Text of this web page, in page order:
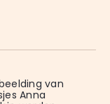
van
Anna